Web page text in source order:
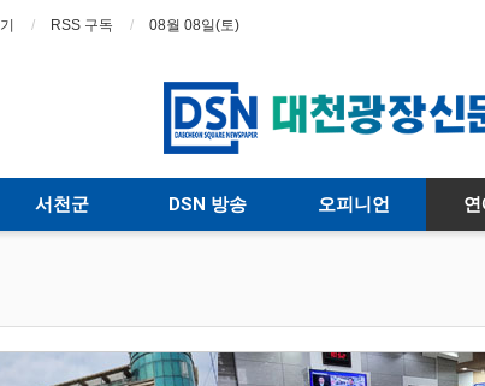
RSS 구독 08월 08일(토)
서천군 DSN 방송 오피니언